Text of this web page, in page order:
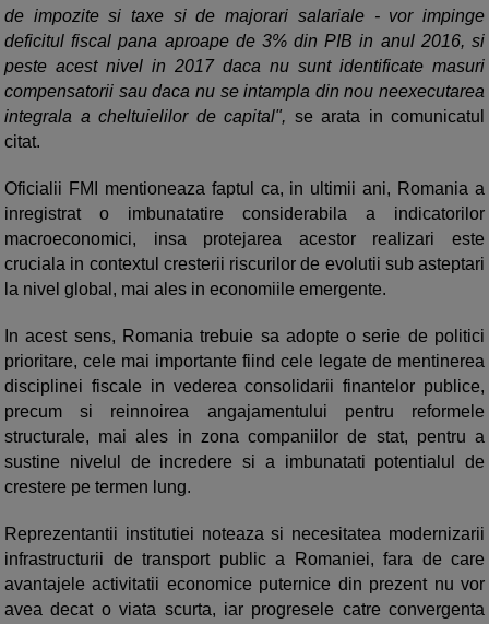
de impozite si taxe si de majorari salariale - vor impinge
deficitul fiscal pana aproape de 3% din PIB in anul 2016, si
peste acest nivel in 2017 daca nu sunt identificate masuri
compensatorii sau daca nu se intampla din nou neexecutarea
integrala a cheltuielilor de capital", se arata in comunicatul
citat.
Oficialii FMI mentioneaza faptul ca, in ultimii ani, Romania a
inregistrat o imbunatatire considerabila a indicatorilor
macroeconomici, insa protejarea acestor realizari este
cruciala in contextul cresterii riscurilor de evolutii sub asteptari
la nivel global, mai ales in economiile emergente.
In acest sens, Romania trebuie sa adopte o serie de politici
prioritare, cele mai importante fiind cele legate de mentinerea
disciplinei fiscale in vederea consolidarii finantelor publice,
precum si reinnoirea angajamentului pentru reformele
structurale, mai ales in zona companiilor de stat, pentru a
sustine nivelul de incredere si a imbunatati potentialul de
crestere pe termen lung.
Reprezentantii institutiei noteaza si necesitatea modernizarii
infrastructurii de transport public a Romaniei, fara de care
avantajele activitatii economice puternice din prezent nu vor
avea decat o viata scurta, iar progresele catre convergenta